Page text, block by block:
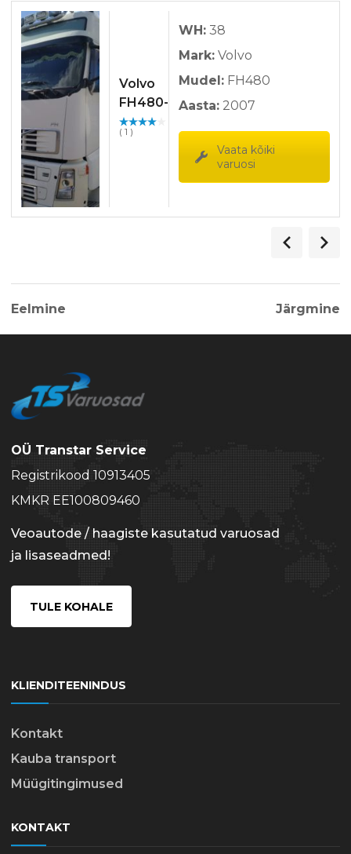
Volvo
FH480-
5173
Hinnan
guga
( 1 )
WH: 38
Mark: Volvo
Mudel: FH480
Aasta: 2007
Vaata kõiki
varuosi
Eelmine Järgmine
OÜ Transtar Service
Registrikood 10913405
KMKR EE100809460
Veoautode / haagiste kasutatud varuosad
ja lisaseadmed!
TULE KOHALE
KLIENDITEENINDUS
Kontakt
Kauba transport
Müügitingimused
KONTAKT